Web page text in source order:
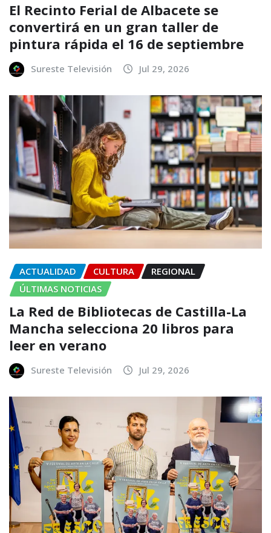
El Recinto Ferial de Albacete se
convertirá en un gran taller de
pintura rápida el 16 de septiembre
Sureste Televisión Jul 29, 2026
ACTUALIDAD CULTURA
REGIONAL
ÚLTIMAS NOTICIAS
La Red de Bibliotecas de Castilla-La
Mancha selecciona 20 libros para
leer en verano
Sureste Televisión Jul 29, 2026